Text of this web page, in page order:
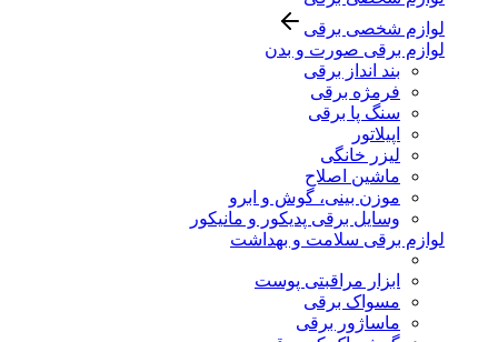
لوازم شخصی برقی
لوازم برقی صورت و بدن
بند انداز برقی
فرمژه برقی
سنگ پا برقی
اپیلاتور
لیزر خانگی
ماشین اصلاح
موزن بینی، گوش و ابرو
وسایل برقی پدیکور و مانیکور
لوازم برقی سلامت و بهداشت
ابزار مراقبتی پوست
مسواک برقی
ماساژور برقی